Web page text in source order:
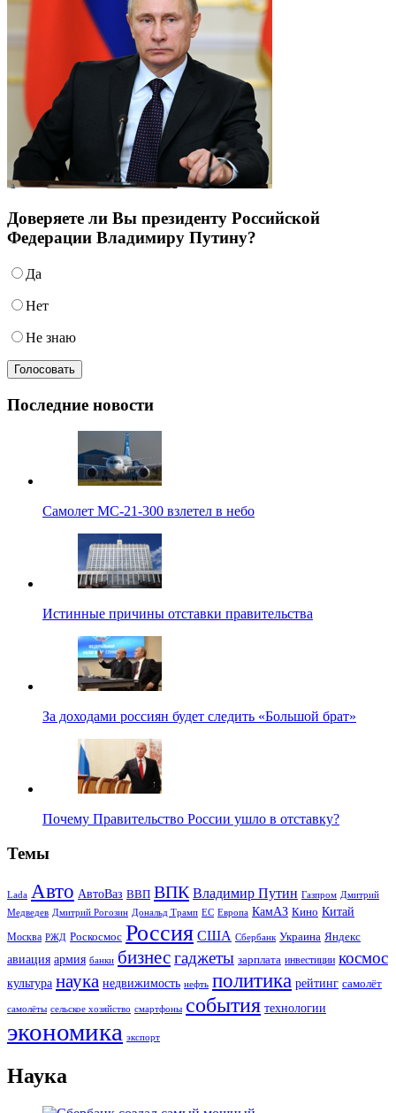
Доверяете ли Вы президенту Российской
Федерации Владимиру Путину?
Да
Нет
Не знаю
Последние новости
Самолет МС-21-300 взлетел в небо
Истинные причины отставки правительства
За доходами россиян будет следить «Большой брат»
Почему Правительство России ушло в отставку?
Темы
Lada Авто АвтоВаз ВВП ВПК Владимир Путин Газпром Дмитрий
Медведев Дмитрий Рогозин Дональд Трамп ЕС Европа КамАЗ Кино Китай
Москва РЖД Роскосмос Россия США Сбербанк Украина Яндекс
авиация армия банки бизнесгаджеты зарплата инвестиции космос
культура наука недвижимость нефть политика рейтинг самолёт
самолёты сельское хозяйство смартфоны события технологии
экономика экспорт
Наука